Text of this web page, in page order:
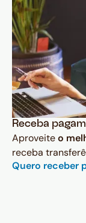
Receba
Aproveiteo
receba
Quero receber